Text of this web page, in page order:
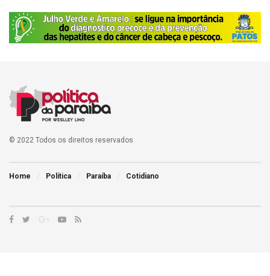
© 2022 Todos os direitos reservados.
Home Política Paraíba Cotidiano